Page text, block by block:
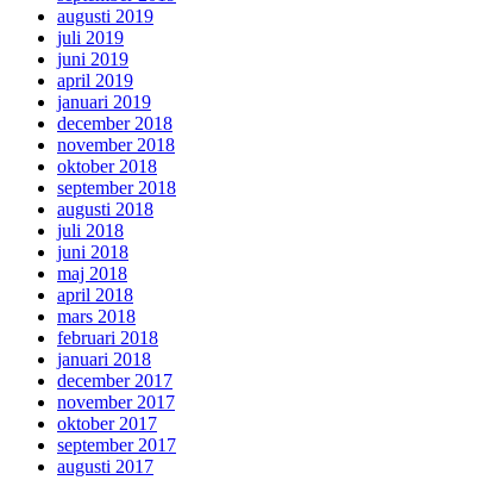
augusti 2019
juli 2019
juni 2019
april 2019
januari 2019
december 2018
november 2018
oktober 2018
september 2018
augusti 2018
juli 2018
juni 2018
maj 2018
april 2018
mars 2018
februari 2018
januari 2018
december 2017
november 2017
oktober 2017
september 2017
augusti 2017